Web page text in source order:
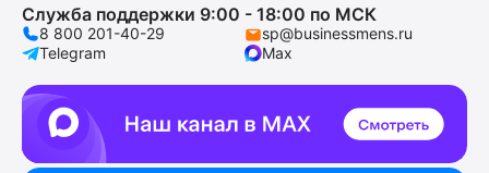
Служба поддержки 9:00 - 18:00 по МСК
8 800 201-40-29
sp@businessmens.ru
Telegram
Max